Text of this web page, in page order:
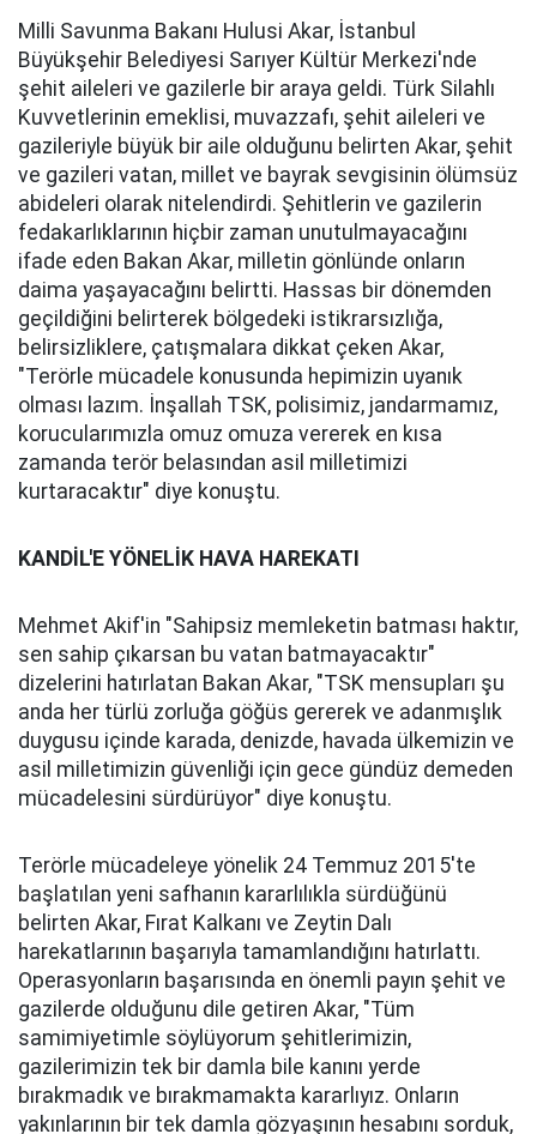
Milli Savunma Bakanı Hulusi Akar, İstanbul
Büyükşehir Belediyesi Sarıyer Kültür Merkezi'nde
şehit aileleri ve gazilerle bir araya geldi. Türk Silahlı
Kuvvetlerinin emeklisi, muvazzafı, şehit aileleri ve
gazileriyle büyük bir aile olduğunu belirten Akar, şehit
ve gazileri vatan, millet ve bayrak sevgisinin ölümsüz
abideleri olarak nitelendirdi. Şehitlerin ve gazilerin
fedakarlıklarının hiçbir zaman unutulmayacağını
ifade eden Bakan Akar, milletin gönlünde onların
daima yaşayacağını belirtti. Hassas bir dönemden
geçildiğini belirterek bölgedeki istikrarsızlığa,
belirsizliklere, çatışmalara dikkat çeken Akar,
"Terörle mücadele konusunda hepimizin uyanık
olması lazım. İnşallah TSK, polisimiz, jandarmamız,
korucularımızla omuz omuza vererek en kısa
zamanda terör belasından asil milletimizi
kurtaracaktır" diye konuştu.
KANDİL'E YÖNELİK HAVA HAREKATI
Mehmet Akif'in "Sahipsiz memleketin batması haktır,
sen sahip çıkarsan bu vatan batmayacaktır"
dizelerini hatırlatan Bakan Akar, "TSK mensupları şu
anda her türlü zorluğa göğüs gererek ve adanmışlık
duygusu içinde karada, denizde, havada ülkemizin ve
asil milletimizin güvenliği için gece gündüz demeden
mücadelesini sürdürüyor" diye konuştu.
Terörle mücadeleye yönelik 24 Temmuz 2015'te
başlatılan yeni safhanın kararlılıkla sürdüğünü
belirten Akar, Fırat Kalkanı ve Zeytin Dalı
harekatlarının başarıyla tamamlandığını hatırlattı.
Operasyonların başarısında en önemli payın şehit ve
gazilerde olduğunu dile getiren Akar, "Tüm
samimiyetimle söylüyorum şehitlerimizin,
gazilerimizin tek bir damla bile kanını yerde
bırakmadık ve bırakmamakta kararlıyız. Onların
yakınlarının bir tek damla gözyaşının hesabını sorduk,